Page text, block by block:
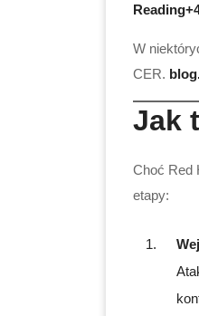
W
CER.
Jak
Choć Red
etapy: